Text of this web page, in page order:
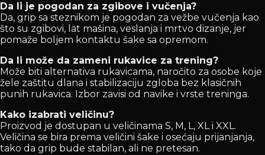
Da li je pogodan za zgibove i vučenja?
Da, grip sa steznikom je pogodan za vežbe vučenja kao
što su zgibovi, lat mašina, veslanja i mrtvo dizanje, jer
pomaže boljem kontaktu šake sa opremom.
Da li može da zameni rukavice za trening?
Može biti alternativa rukavicama, naročito za osobe koje
žele zaštitu dlana i stabilizaciju zgloba bez klasičnih
punih rukavica. Izbor zavisi od navike i vrste treninga.
Kako izabrati veličinu?
Proizvod je dostupan u veličinama S, M, L, XL i XXL.
Veličina se bira prema veličini šake i osećaju prijanjanja,
tako da grip bude stabilan, ali ne pretesan.